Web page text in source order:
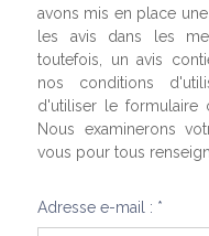
avons mis en place
les avis dans les
toutefois, un avis
nos conditions
d'utiliser le formulaire
Nous examinerons
vous pour tous
Adresse e-mail : *